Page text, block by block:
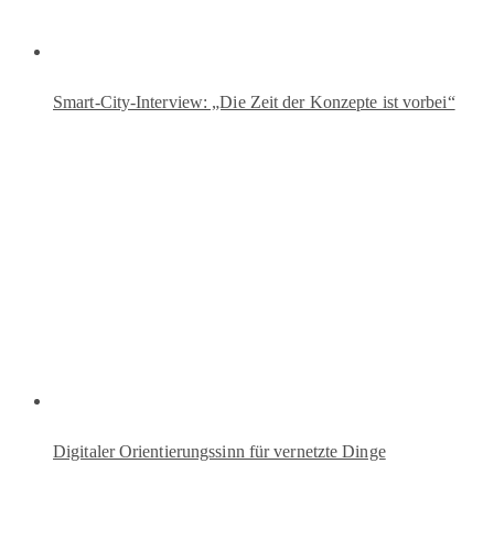
Smart-City-Interview: „Die Zeit der Konzepte ist vorbei“
Digitaler Orientierungssinn für vernetzte Dinge